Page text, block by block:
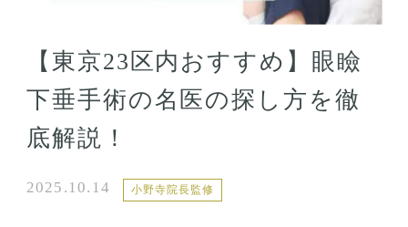
【東京23区内おすすめ】眼瞼
下垂手術の名医の探し方を徹
底解説！
2025.10.14 小野寺院長監修